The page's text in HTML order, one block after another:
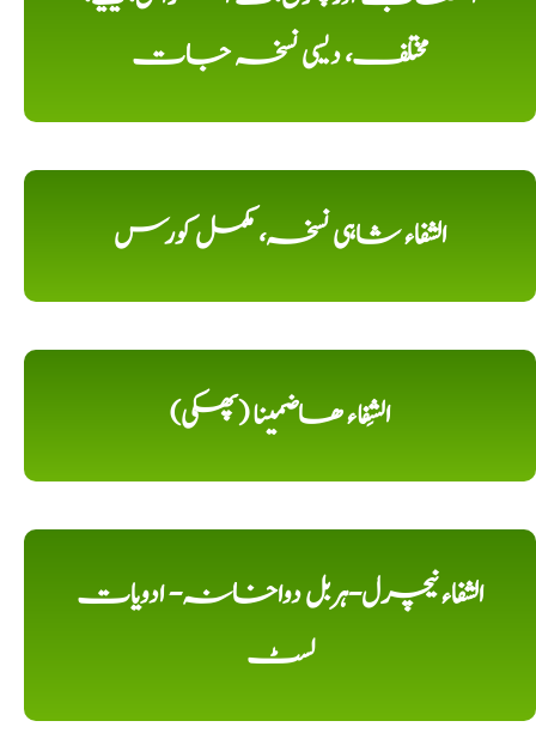
مختلف، دیسی نسخہ جات
الشفاء شاہی نسخہ، مکمل کورس
الشِفاء ھاضمینا (پھکی)
الشفاء نیچرل-ہربل دواخانہ- ادویات
لسٹ